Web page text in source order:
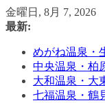
コ
ン
金曜日, 8月 7, 2026
最新:
めがね温泉・
中央温泉・柏
大和温泉・大
七福温泉・鶴